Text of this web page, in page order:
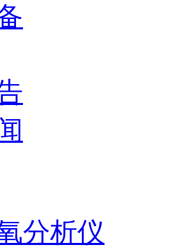
分析仪